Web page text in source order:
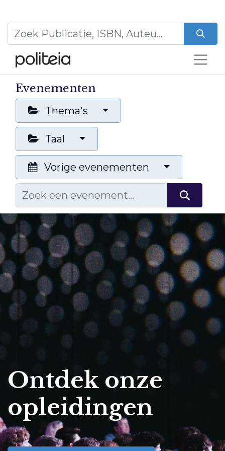
Evenementen
Thema's
Taal
Vorige evenementen
Ontdek onze
opleidingen